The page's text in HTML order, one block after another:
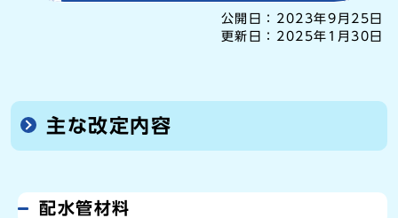
公開日： 2023年9月25日
更新日： 2025年1月30日
主な改定内容
配水管材料